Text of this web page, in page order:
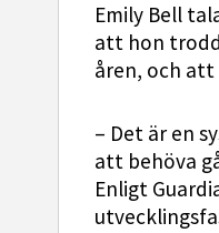
Emily Bell
att hon
åren, och att
– Det är en
att behöva
Enligt